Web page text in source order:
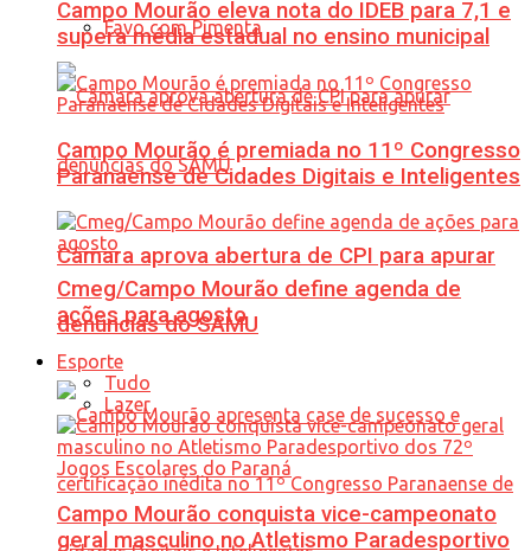
Favo com Pimenta
Câmara aprova abertura de CPI para apurar
denúncias do SAMU
Campo Mourão eleva nota do IDEB para 7,1 e
supera média estadual no ensino municipal
Campo Mourão é premiada no 11º Congresso
Paranaense de Cidades Digitais e Inteligentes
Cmeg/Campo Mourão define agenda de
ações para agosto
Esporte
Tudo
Lazer
Campo Mourão conquista vice-campeonato
geral masculino no Atletismo Paradesportivo